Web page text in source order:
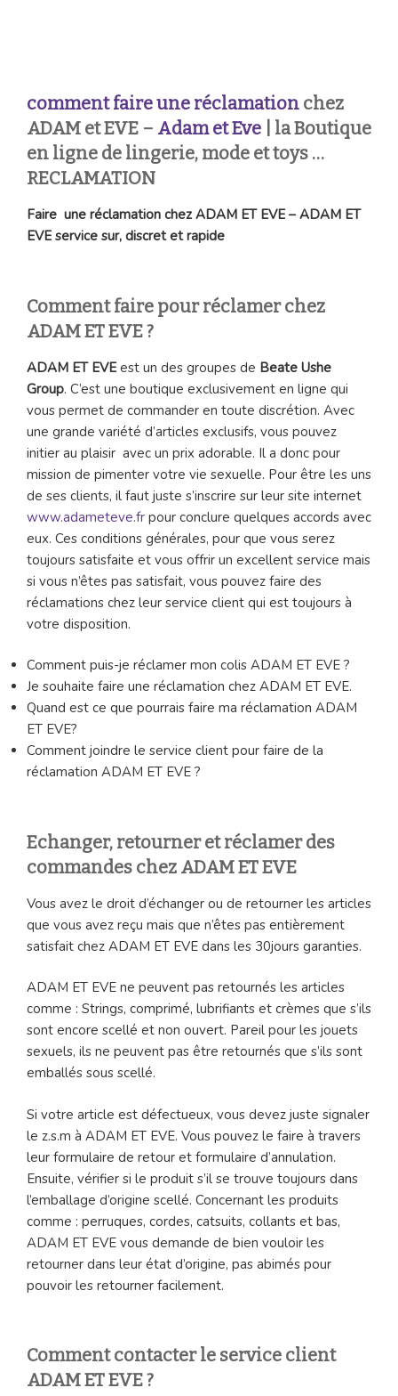
comment faire une réclamation chez
ADAM et EVE – Adam et Eve | la Boutique
en ligne de lingerie, mode et toys …
RECLAMATION
Faire une réclamation chez ADAM ET EVE – ADAM ET
EVE service sur, discret et rapide
Comment faire pour réclamer chez
ADAM ET EVE ?
ADAM ET EVEest un des groupes de Beate Ushe
Group. C’est une boutique exclusivement en ligne qui
vous permet de commander en toute discrétion. Avec
une grande variété d’articles exclusifs, vous pouvez
initier au plaisir avec un prix adorable. Il a donc pour
mission de pimenter votre vie sexuelle. Pour être les uns
de ses clients, il faut juste s’inscrire sur leur site internet
www.adameteve.fr pour conclure quelques accords avec
eux. Ces conditions générales, pour que vous serez
toujours satisfaite et vous offrir un excellent service mais
si vous n’êtes pas satisfait, vous pouvez faire des
réclamations chez leur service client qui est toujours à
votre disposition.
Comment puis-je réclamer mon colis ADAM ET EVE ?
Je souhaite faire une réclamation chez ADAM ET EVE.
Quand est ce que pourrais faire ma réclamation ADAM
ET EVE?
Comment joindre le service client pour faire de la
réclamation ADAM ET EVE ?
Echanger, retourner et réclamer des
commandes chez ADAM ET EVE
Vous avez le droit d’échanger ou de retourner les articles
que vous avez reçu mais que n’êtes pas entièrement
satisfait chez ADAM ET EVE dans les 30jours garanties.
ADAM ET EVE ne peuvent pas retournés les articles
comme : Strings, comprimé, lubrifiants et crèmes que s’ils
sont encore scellé et non ouvert. Pareil pour les jouets
sexuels, ils ne peuvent pas être retournés que s’ils sont
emballés sous scellé.
Si votre article est défectueux, vous devez juste signaler
le z.s.m à ADAM ET EVE. Vous pouvez le faire à travers
leur formulaire de retour et formulaire d’annulation.
Ensuite, vérifier si le produit s’il se trouve toujours dans
l’emballage d’origine scellé. Concernant les produits
comme : perruques, cordes, catsuits, collants et bas,
ADAM ET EVE vous demande de bien vouloir les
retourner dans leur état d’origine, pas abimés pour
pouvoir les retourner facilement.
Comment contacter le service client
ADAM ET EVE ?